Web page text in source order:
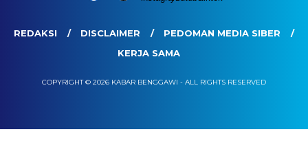
REDAKSI DISCLAIMER
PEDOMAN MEDIA SIBER
KERJA SAMA
COPYRIGHT © 2026 KABAR BENGGAWI - ALL RIGHTS RESERVED